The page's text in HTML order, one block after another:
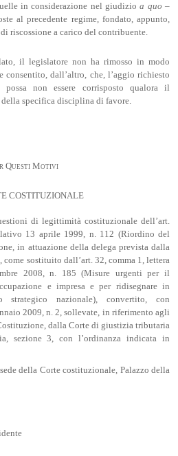
in considerazione nel giudizioa quo –
al precedente regime, fondato, appunto,
riscossione a carico del contribuente.
il legislatore non ha rimosso in modo
consentito, dall’altro, che, l’aggio richiesto
possa non essere corrisposto qualora il
specifica disciplina di favore.
Questi Motivi
COSTITUZIONALE
di legittimità costituzionale dell’art.
13 aprile 1999, n. 112 (Riordino del
in attuazione della delega prevista dalla
come sostituito dall’art. 32, comma 1, lettera
2008, n. 185 (Misure urgenti per il
e impresa e per ridisegnare in
nazionale), convertito, con
2009, n. 2, sollevate, in riferimento agli
dalla Corte di giustizia tributaria
sezione 3, con l’ordinanza indicata in
della Corte costituzionale, Palazzo della